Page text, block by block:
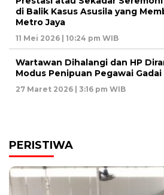
di Balik Kasus Asusila yang
Metro Jaya
11 Mei 2026 | 10:24 pm WIB
Wartawan Dihalangi dan HP
Modus Penipuan Pegawai
27 Maret 2026 | 3:16 pm WIB
PERISTIWA